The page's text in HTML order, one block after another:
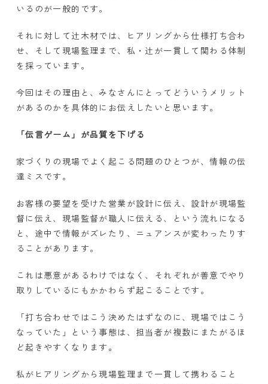
いるのが一般的です。
それに対して辻木材では、ヒアリングから仕様打ち合わ
せ、そして現場監理まで、私・辻が一貫して関わる体制
を採っています。
今回はその理由と、みなさんにとってどういうメリット
があるのかを具体的にお伝えしたいと思います。
「伝言ゲーム」が品質を下げる
家づくりの現場でよく起こる問題のひとつが、情報の伝
達ミスです。
お客様の要望を受けた営業が設計に伝え、設計が現場監
督に伝え、現場監督が職人に伝える、という流れになる
と、途中で情報がズレたり、ニュアンスが変わったりす
ることがあります。
これは悪意があるわけではなく、それぞれが善意でやり
取りしているにもかかわらず起こることです。
「打ち合わせではこう決めたはずなのに、現場ではこう
なっていた」という事態は、担当者が複数にまたがるほ
ど起きやすくなります。
私がヒアリングから現場監理まで一貫して携わること